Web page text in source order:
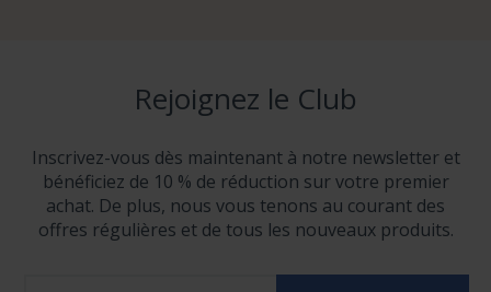
Rejoignez le Club
Inscrivez-vous dès maintenant à notre newsletter et
bénéficiez de 10 % de réduction sur votre premier
achat. De plus, nous vous tenons au courant des
offres régulières et de tous les nouveaux produits.